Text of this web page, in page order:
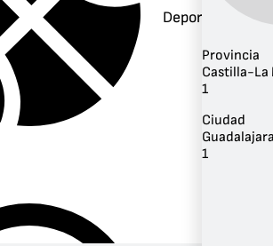
Deportes
Provincia
Castilla-La
1
Ciudad
1